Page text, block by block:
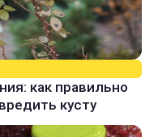
как правильно
кусту